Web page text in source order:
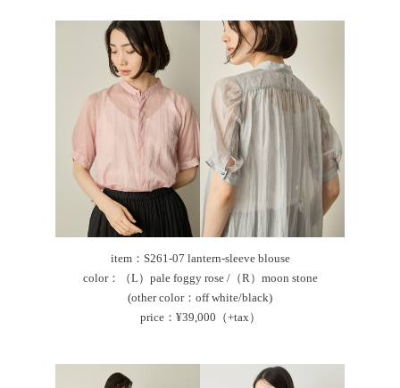
item：S261-07 lantern-sleeve blouse
color：（L）pale foggy rose /（R）moon stone
(other color：off white/black)
price：¥39,000（+tax）